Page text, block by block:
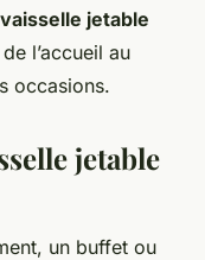
vaisselle jetable
l’accueil au
occasions.
jetable
un buffet ou